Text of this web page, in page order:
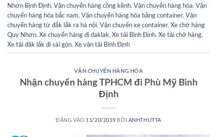
Nhơn Bình Định, Vận chuyển hàng cồng kềnh, Vận chuyển hàng hóa, Vận
chuyển hàng hóa bắc nam, Vận chuyển hàng hóa bằng container, Vận
chuyển hàng từ đắk lắk ra hà nội, Vận chuyển xe container, Xe chở hàng
Quy Nhơn, Xe chuyển hàng đi daklak, Xe tải Bình Định, Xe tải chở hàng,
Xe tải đăk lắk đi sài gòn, Xe vận tải Bình Định
VẬN CHUYỂN HÀNG HÓA
Nhận chuyển hàng TPHCM đi Phù Mỹ Bình
Định
ĐĂNG VÀO 11/20/2019 BỞI ANHTHUTTA